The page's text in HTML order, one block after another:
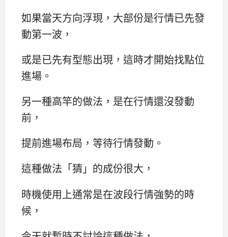
如果當天方向浮現，大部份是行情已先發
動第一波，
或是已先有型態出現，這時才開始找點位
進場。
另一種高竿的做法，是在行情還沒發動
前，
提前進場布局，等待行情發動。
這種做法「猜」的成份很大，
時機使用上通常是在波段行情強勢的時
候，